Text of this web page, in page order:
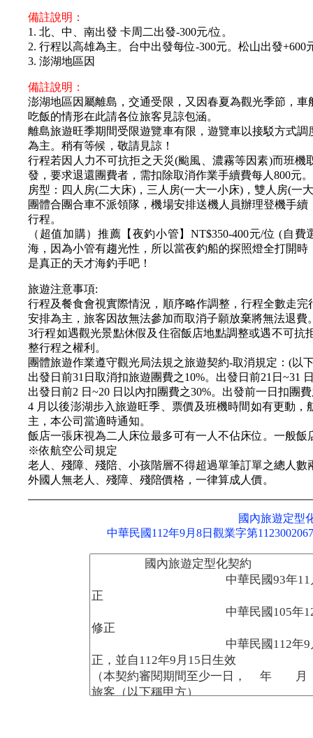
備註說明：
1. 北、中、南出發 卡周二出發-300元/位。
2. 行程以高雄為主。台中出發每位-300元。松山出發+600
3. 澎湖地區因
備註說明：
澎湖地區因屬離島，交通受限，又因春夏為觀光季節，
吃飯的情形在此請各位旅客見諒包涵。
離島旅遊旺季期間受限遊覽車有限，遊覽車以接駁方式
為主。稍有等候，敬請見諒！
行程若因人力不可抗拒之天災(颱風、濃霧等因素)而班
發，要求退還團費者，需扣除取消作業手續費每人800元。
房型：四人房(二大床)，三人房(一大一小床)，雙人房(一
團體合團合車不派領隊，機場安排送機人員辦理登機手
行程。
（超值加購）推薦【夜釣小管】NT$350-400元/位 (自
海，因為小管有趨光性，所以當夜釣船的探照燈全打開
是真正的天才海釣手吧！
旅遊注意事項:
行程及餐食會視實際情況，順序略作調整，行程全數走
安排為主，旅客因故無法參加而取消子願放棄將無法退費
3行程如遇觀光景點休假及住宿飯店地點調整或遇不可
整行程之權利。
團體旅遊作業遵守觀光局法規之旅遊契約-取消規定：(以
出發日前31日取消扣旅遊團費之10%。出發日前21日~31
出發日前2 日~20 日以內扣團費之30%。出發前一日扣團
4 月以後澎湖步入旅遊旺季、票價及班機時間如有更動
主，本公司當適時通知。
飯店一張床視為二人床位最多可有一人不佔床位。一般
※依航空公司規定
老人、殘障、殘陪、小孩階層不得超過單筆訂單之總人
外國人無老人、殘障、殘陪價格，一律算成人價。
國內旅遊定型
中華民國112年9月8日觀業字第